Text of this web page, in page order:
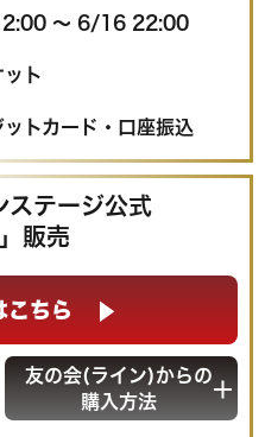
〜 6/16 22:00
ト
ットカード・口座振込
ステージ公式
販売
こちら
友の会(ライン)からの
購入方法